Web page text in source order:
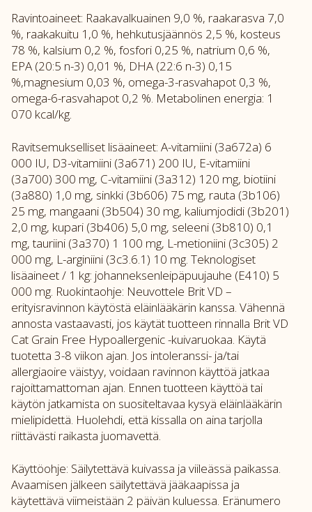
Ravintoaineet: Raakavalkuainen 9,0 %, raakarasva 7,0
%, raakakuitu 1,0 %, hehkutusjäännös 2,5 %, kosteus
78 %, kalsium 0,2 %, fosfori 0,25 %, natrium 0,6 %,
EPA (20:5 n-3) 0,01 %, DHA (22:6 n-3) 0,15
%,magnesium 0,03 %, omega-3-rasvahapot 0,3 %,
omega-6-rasvahapot 0,2 %. Metabolinen energia: 1
070 kcal/kg.
Ravitsemukselliset lisäaineet: A-vitamiini (3a672a) 6
000 IU, D3-vitamiini (3a671) 200 IU, E-vitamiini
(3a700) 300 mg, C-vitamiini (3a312) 120 mg, biotiini
(3a880) 1,0 mg, sinkki (3b606) 75 mg, rauta (3b106)
25 mg, mangaani (3b504) 30 mg, kaliumjodidi (3b201)
2,0 mg, kupari (3b406) 5,0 mg, seleeni (3b810) 0,1
mg, tauriini (3a370) 1 100 mg, L-metioniini (3c305) 2
000 mg, L-arginiini (3c3.6.1) 10 mg. Teknologiset
lisäaineet / 1 kg: johanneksenleipäpuujauhe (E410) 5
000 mg. Ruokintaohje: Neuvottele Brit VD –
erityisravinnon käytöstä eläinlääkärin kanssa. Vähennä
annosta vastaavasti, jos käytät tuotteen rinnalla Brit VD
Cat Grain Free Hypoallergenic -kuivaruokaa. Käytä
tuotetta 3-8 viikon ajan. Jos intoleranssi- ja/tai
allergiaoire väistyy, voidaan ravinnon käyttöä jatkaa
rajoittamattoman ajan. Ennen tuotteen käyttöä tai
käytön jatkamista on suositeltavaa kysyä eläinlääkärin
mielipidettä. Huolehdi, että kissalla on aina tarjolla
riittävästi raikasta juomavettä.
Käyttöohje: Säilytettävä kuivassa ja viileässä paikassa.
Avaamisen jälkeen säilytettävä jääkaapissa ja
käytettävä viimeistään 2 päivän kuluessa. Eränumero